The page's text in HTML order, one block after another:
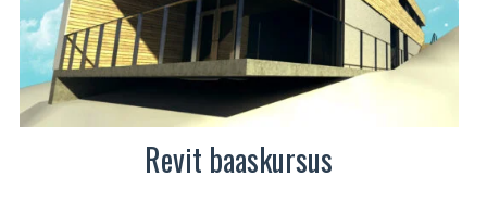
Revit baaskursus